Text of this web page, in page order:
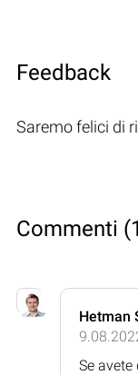
Feedback
Saremo felici di
Commenti
Hetman
Se